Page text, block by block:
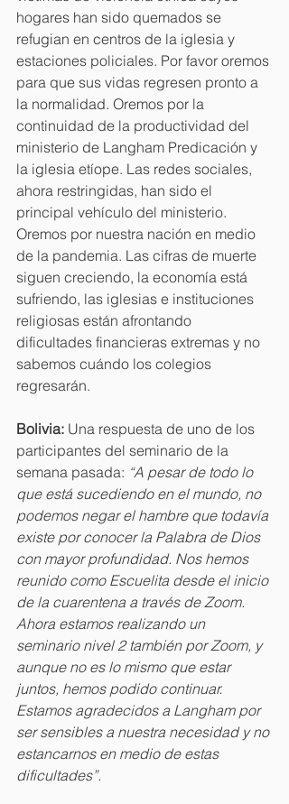
hogares han sido quemados se
refugian en centros de la iglesia y
estaciones policiales. Por favor oremos
para que sus vidas regresen pronto a
la normalidad. Oremos por la
continuidad de la productividad del
ministerio de Langham Predicación y
la iglesia etíope. Las redes sociales,
ahora restringidas, han sido el
principal vehículo del ministerio.
Oremos por nuestra nación en medio
de la pandemia. Las cifras de muerte
siguen creciendo, la economía está
sufriendo, las iglesias e instituciones
religiosas están afrontando
dificultades financieras extremas y no
sabemos cuándo los colegios
regresarán.
Bolivia: Una respuesta de uno de los
participantes del seminario de la
semana pasada: “A pesar de todo lo
que está sucediendo en el mundo, no
podemos negar el hambre que todavía
existe por conocer la Palabra de Dios
con mayor profundidad. Nos hemos
reunido como Escuelita desde el inicio
de la cuarentena a través de Zoom.
Ahora estamos realizando un
seminario nivel 2 también por Zoom, y
aunque no es lo mismo que estar
juntos, hemos podido continuar.
Estamos agradecidos a Langham por
ser sensibles a nuestra necesidad y no
estancarnos en medio de estas
dificultades”.